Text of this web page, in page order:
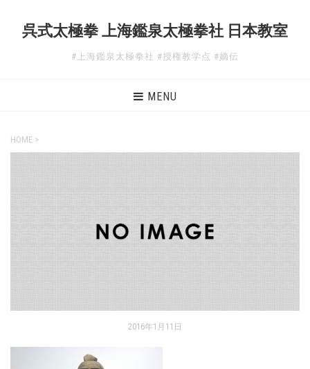
呉式太極拳 上海鑑泉太極拳社 日本教室
#上海鑑泉太極拳社 #授権教学点 #嫡伝
MENU
HOME >
2016年1月11日